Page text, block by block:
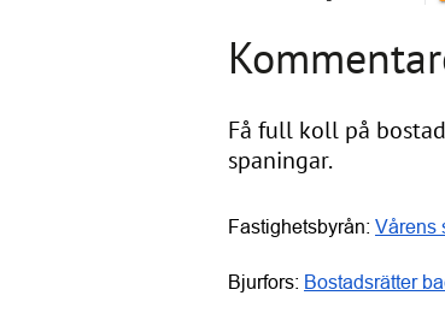
Få full koll på
spaningar.
Fastighetsbyrån: Vårens
Bjurfors: Bostadsrätter